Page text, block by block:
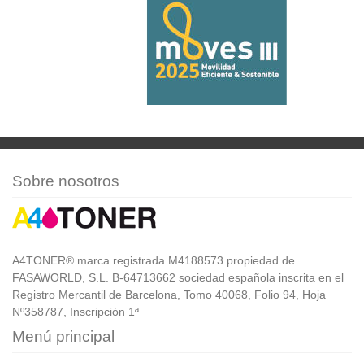
Sobre nosotros
A4TONER® marca registrada M4188573 propiedad de
FASAWORLD, S.L. B-64713662 sociedad española inscrita en el
Registro Mercantil de Barcelona, Tomo 40068, Folio 94, Hoja
Nº358787, Inscripción 1ª
Menú principal